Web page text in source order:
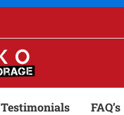
Testimonials FAQ’s